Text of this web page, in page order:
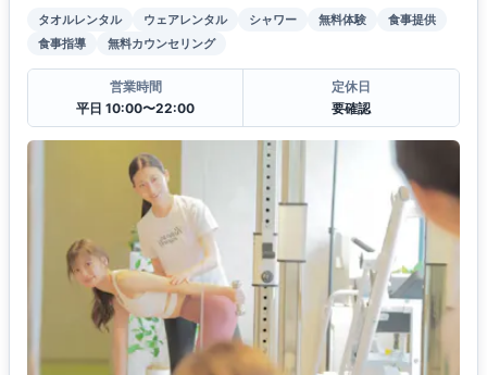
タオルレンタル ウェアレンタル シャワー 無料体験
食事提供
食事指導
無料カウンセリング
営業時間
平日 10:00〜22:00
定休日
要確認